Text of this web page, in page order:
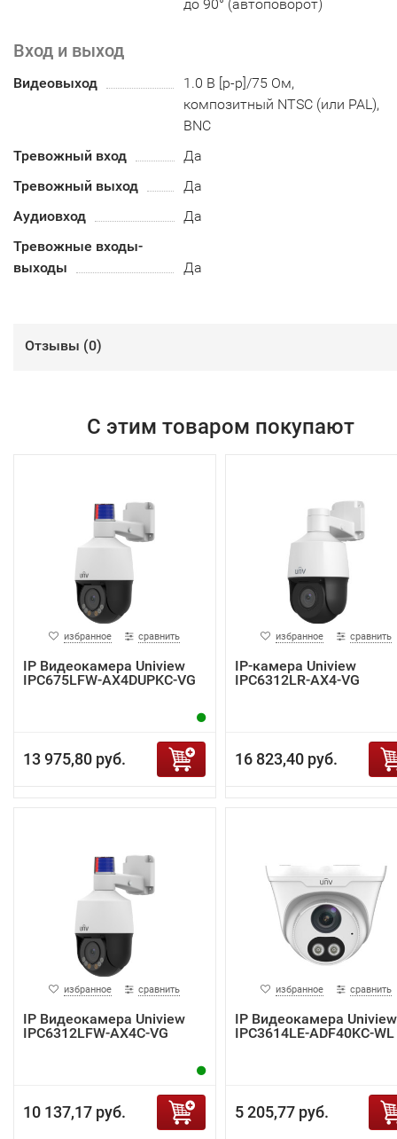
до 90° (автоповорот)
Вход и выход
Видеовыход
1.0 В [p-p]/75 Ом,
композитный NTSC (или PAL),
BNC
Тревожный вход
Да
Тревожный выход
Да
Аудиовход
Да
Тревожные входы-
выходы
Да
Отзывы (0)
С этим товаром покупают
избранное сравнить
IP Видеокамера Uniview
IPC675LFW-AX4DUPKC-VG
13 975,80 руб.
избранное сравнить
IP-камера Uniview
IPC6312LR-AX4-VG
16 823,40 руб.
избранное сравнить
IP Видеокамера Uniview
IPC6312LFW-AX4C-VG
10 137,17 руб.
избранное сравнить
IP Видеокамера Uniview
IPC3614LE-ADF40KC-WL
5 205,77 руб.